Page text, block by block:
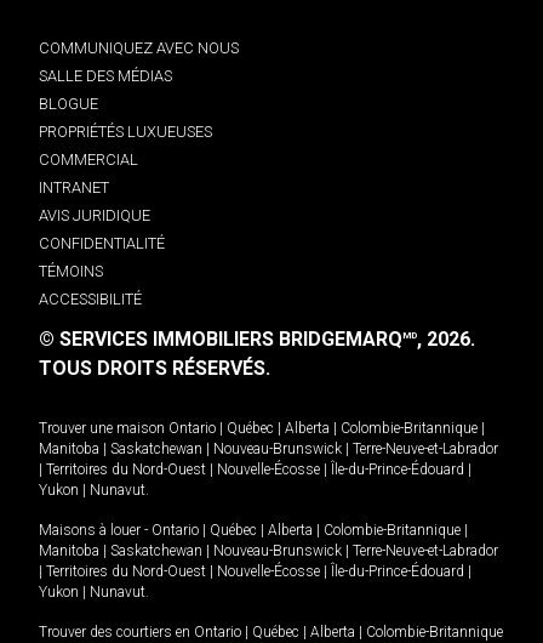
COMMUNIQUEZ AVEC NOUS
SALLE DES MÉDIAS
BLOGUE
PROPRIÉTÉS LUXUEUSES
COMMERCIAL
INTRANET
AVIS JURIDIQUE
CONFIDENTIALITÉ
TÉMOINS
ACCESSIBILITÉ
© SERVICES IMMOBILIERS BRIDGEMARQMD, 2026.
TOUS DROITS RÉSERVÉS.
Trouver une maison Ontario Québec Alberta Colombie-Britannique
Manitoba
Saskatchewan Nouveau-Brunswick
Terre-Neuve-et-Labrador
Territoires du Nord-Ouest Nouvelle-Écosse Île-du-Prince-Édouard
Yukon
Nunavut.
Maisons à louer - Ontario Québec Alberta Colombie-Britannique
Manitoba
Saskatchewan Nouveau-Brunswick
Terre-Neuve-et-Labrador
Territoires du Nord-Ouest Nouvelle-Écosse Île-du-Prince-Édouard
Yukon
Nunavut.
Trouver des courtiers en Ontario Québec Alberta
Colombie-Britannique